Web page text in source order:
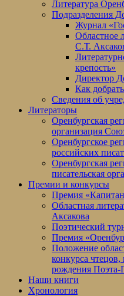
Литература
Подразделения
Журнал
Областное
С.Т.
крепость»
Директор
Как
Сведения об
Литераторы
Оренбургская
организация
Оренбургское
российских
Оренбургская
писательская
Премии и конкурсы
Премия
Областная
Аксакова
Поэтический
Премия
Положение
конкурса
рождения
Наши книги
Хронология